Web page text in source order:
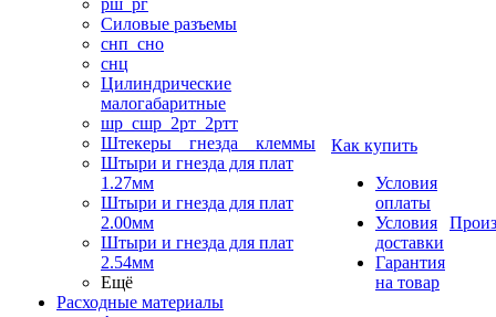
рш_рг
Силовые разъемы
снп_сно
снц
Цилиндрические
малогабаритные
шр_сшр_2рт_2ртт
Штекеры _ гнезда _ клеммы
Штыри и гнезда для плат
1.27мм
Штыри и гнезда для плат
2.00мм
Штыри и гнезда для плат
2.54мм
Ещё
Расходные материалы
Как купить
Условия
оплаты
Условия
доставки
Гарантия
на товар